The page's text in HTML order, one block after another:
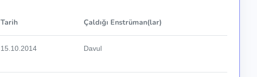
Tarih Çaldığı Enstrüman(lar)
15.10.2014 Davul